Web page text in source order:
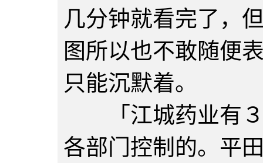
几分钟就看完了，
图所以也不敢随便
只能沉默着。
「江城药业有３
各部门控制的。平